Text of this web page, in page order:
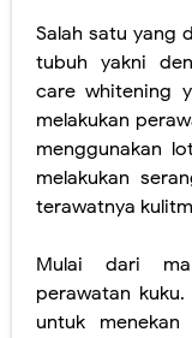
Salah satu yang
tubuh yakni
care whitening
melakukan
menggunakan
melakukan
terawatnya
Mulai dari
perawatan
untuk